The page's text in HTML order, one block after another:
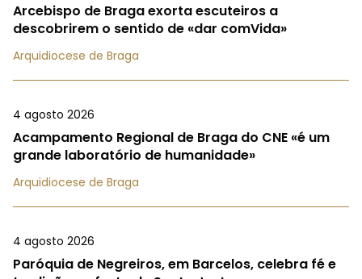
Arcebispo de Braga exorta escuteiros a
descobrirem o sentido de «dar comVida»
Arquidiocese de Braga
4 agosto 2026
Acampamento Regional de Braga do CNE «é um
grande laboratório de humanidade»
Arquidiocese de Braga
4 agosto 2026
Paróquia de Negreiros, em Barcelos, celebra fé e